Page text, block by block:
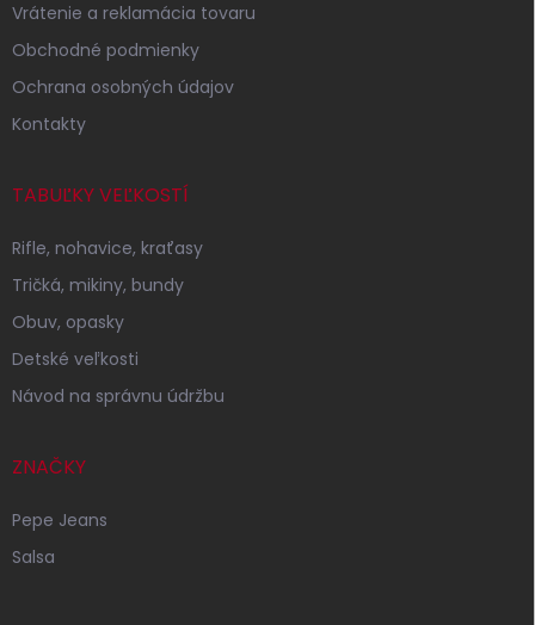
Vrátenie a reklamácia tovaru
Obchodné podmienky
Ochrana osobných údajov
Kontakty
TABUĽKY VEĽKOSTÍ
Rifle, nohavice, kraťasy
Tričká, mikiny, bundy
Obuv, opasky
Detské veľkosti
Návod na správnu údržbu
ZNAČKY
Pepe Jeans
Salsa